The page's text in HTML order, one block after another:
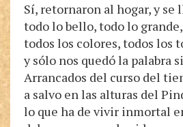
Sí, retornaron al hogar, y se
todo lo bello, todo lo grande,
todos los colores, todos los
y sólo nos quedó la palabra
Arrancados del curso del
a salvo en las alturas del
lo que ha de vivir inmortal